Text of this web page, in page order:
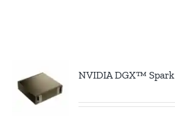
NVIDIA DGX™ Spark